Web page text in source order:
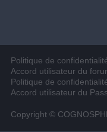
Politique de
Accord utilisateur du
Politique de
Accord utilisateur du
Copyright ©